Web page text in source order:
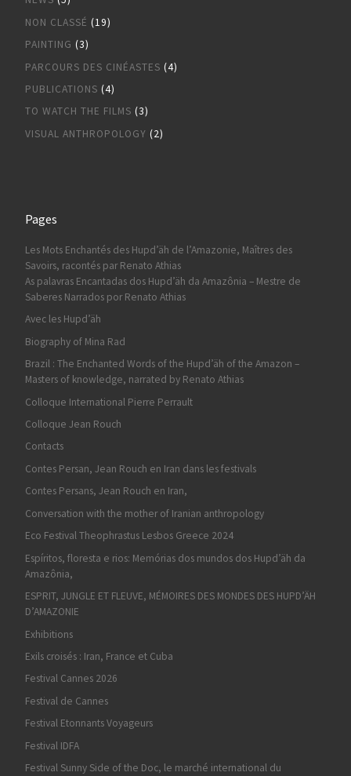
NON CLASSÉ (19)
PAINTING (3)
PARCOURS DES CINÉASTES (4)
PUBLICATIONS (4)
TO WATCH THE FILMS (3)
VISUAL ANTHROPOLOGY (2)
Pages
Les Mots Enchantés des Hupd’äh de l’Amazonie, Maîtres des
Savoirs, racontés par Renato Athias
As palavras Encantadas dos Hupd’äh da Amazônia – Mestre de
Saberes Narrados por Renato Athias
Avec les Hupd’äh
Biography of Mina Rad
Brazil : The Enchanted Words of the Hupd’äh of the Amazon –
Masters of knowledge, narrated by Renato Athias
Colloque International Pierre Perrault
Colloque Jean Rouch
Contacts
Contes Persan, Jean Rouch en Iran dans les festivals
Contes Persans, Jean Rouch en Iran,
Conversation with the mother of Iranian anthropology
Eco Festival Theophrastus Lesbos Greece 2024
Espíritos, floresta e rios: Memórias dos mundos dos Hupd’äh da
Amazônia,
ESPRIT, JUNGLE ET FLEUVE, MÉMOIRES DES MONDES DES HUPD’ÄH
D’AMAZONIE
Exhibitions
Exils croisés : Iran, France et Cuba
Festival Cannes 2026
Festival de Cannes
Festival Etonnants Voyageurs
Festival IDFA
Festival Sunny Side of the Doc, le marché international du